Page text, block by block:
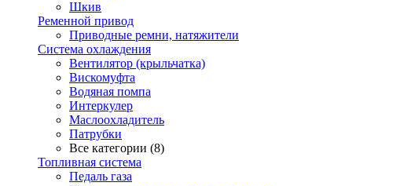
Шкив
Ременной привод
Приводные ремни, натяжители
Система охлаждения
Вентилятор (крыльчатка)
Вискомуфта
Водяная помпа
Интеркулер
Маслоохладитель
Патрубки
Все категории (8)
Топливная система
Педаль газа